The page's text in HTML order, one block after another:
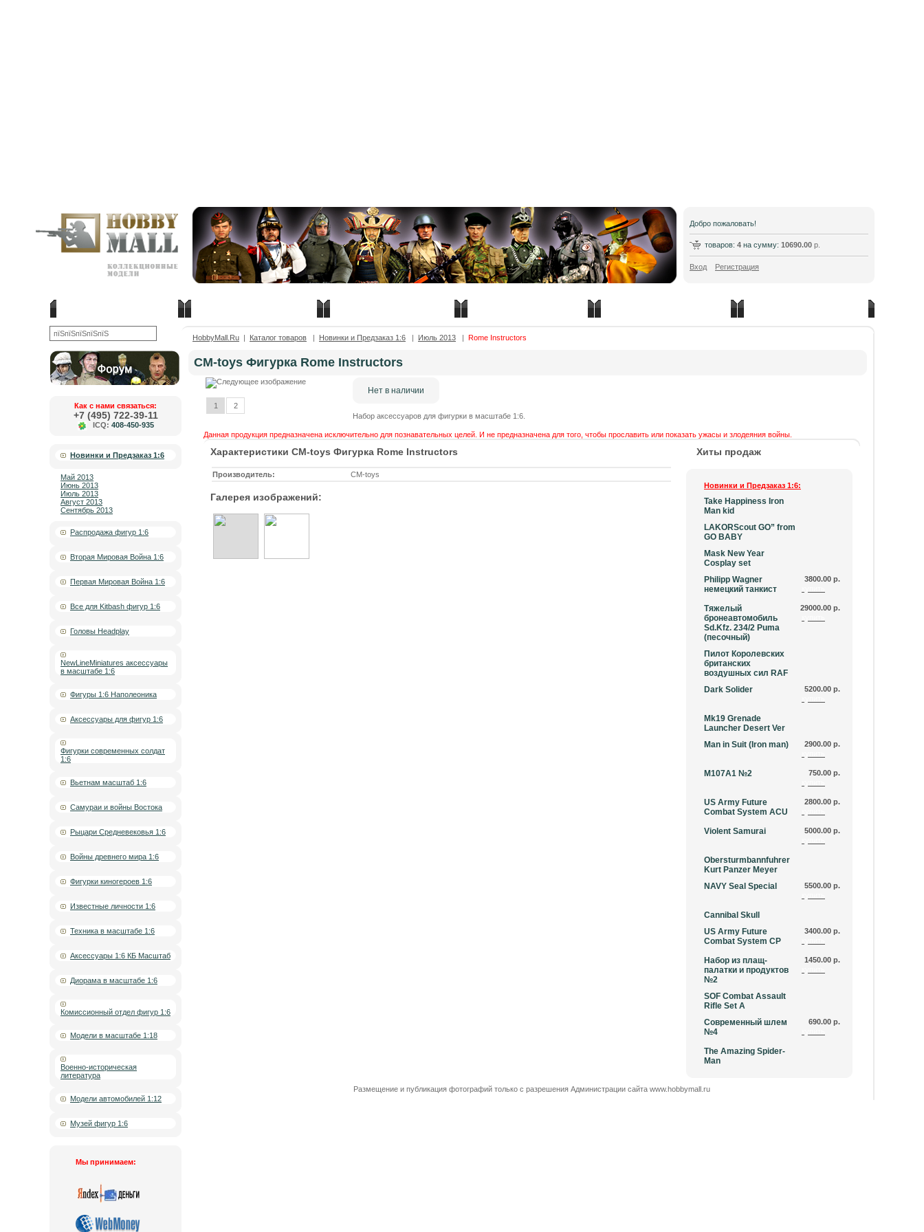
Добро пожаловать!
товаров: 4 на сумму: 10690.00 р.
Вход Регистрация
Как с нами связаться:
+7 (495) 722-39-11
ICQ: 408-450-935
Новинки и Предзаказ 1:6
Май 2013
Июнь 2013
Июль 2013
Август 2013
Сентябрь 2013
Распродажа фигур 1:6
Вторая Мировая Война 1:6
Первая Мировая Война 1:6
Все для Kitbash фигур 1:6
Головы Headplay
NewLineMiniatures аксессуары
в масштабе 1:6
Фигуры 1:6 Наполеоника
Аксессуары для фигур 1:6
Фигурки современных солдат
1:6
Вьетнам масштаб 1:6
Самураи и войны Востока
Рыцари Средневековья 1:6
Войны древнего мира 1:6
Фигурки киногероев 1:6
Известные личности 1:6
Техника в масштабе 1:6
Аксессуары 1:6 КБ Масштаб
Диорама в масштабе 1:6
Комиссионный отдел фигур 1:6
Модели в масштабе 1:18
Военно-историческая
литература
Модели автомобилей 1:12
Музей фигур 1:6
Мы принимаем:
HobbyMall.Ru | Каталог товаров | Новинки и Предзаказ 1:6 | Июль 2013 | Rome Instructors
CM-toys Фигурка Rome Instructors
1 2
Нет в наличии
Набор аксессуаров для фигурки в масштабе 1:6.
Данная продукция предназначена исключительно для познавательных целей. И не предназначена для того, чтобы прославить или показать ужасы и злодеяния войны.
Характеристики CM-toys Фигурка Rome Instructors
Производитель: CM-toys
Галерея изображений:
Хиты продаж
Новинки и Предзаказ 1:6:
Take Happiness Iron
Man kid
LAKORScout GO” from
GO BABY
Mask New Year
Cosplay set
Philipp Wagner
немецкий танкист
3800.00 р.
Тяжелый
бронеавтомобиль
Sd.Kfz. 234/2 Puma
(песочный)
29000.00 р.
Пилот Королевских
британских
воздушных сил RAF
Dark Solider
5200.00 р.
Mk19 Grenade
Launcher Desert Ver
Man in Suit (Iron man)
2900.00 р.
М107А1 №2
750.00 р.
US Army Future
Combat System ACU
2800.00 р.
Violent Samurai
5000.00 р.
Obersturmbannfuhrer
Kurt Panzer Meyer
NAVY Seal Special
5500.00 р.
Cannibal Skull
US Army Future
Combat System CP
3400.00 р.
Набор из плащ-
палатки и продуктов
№2
1450.00 р.
SOF Combat Assault
Rifle Set A
Современный шлем
№4
690.00 р.
The Amazing Spider-
Man
Размещение и публикация фотографий только с разрешения Администрации сайта www.hobbymall.ru